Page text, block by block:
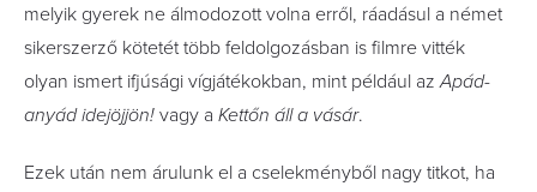
melyik gyerek ne álmodozott volna erről, ráadásul a német
sikerszerző kötetét több feldolgozásban is filmre vitték
olyan ismert ifjúsági vígjátékokban, mint például azApád-
anyád idejöjjön! vagy a Kettőn áll a vásár.
Ezek után nem árulunk el a cselekményből nagy titkot, ha